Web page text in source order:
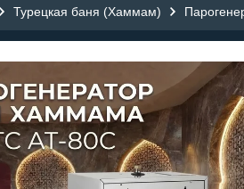
Турецкая баня (Хаммам)